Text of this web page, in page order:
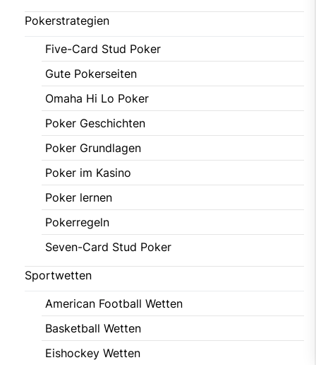
Pokerstrategien
Five-Card Stud Poker
Gute Pokerseiten
Omaha Hi Lo Poker
Poker Geschichten
Poker Grundlagen
Poker im Kasino
Poker lernen
Pokerregeln
Seven-Card Stud Poker
Sportwetten
American Football Wetten
Basketball Wetten
Eishockey Wetten